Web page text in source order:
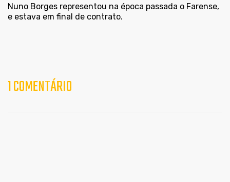
Nuno Borges representou na época passada o Farense,
e estava em final de contrato.
1 COMENTÁRIO